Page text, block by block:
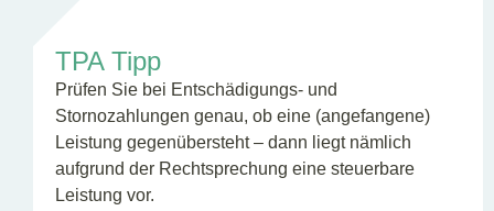
TPA Tipp
Prüfen Sie bei Entschädigungs‑ und
Stornozahlungen genau, ob eine (angefangene)
Leistung gegenübersteht – dann liegt nämlich
aufgrund der Rechtsprechung eine steuerbare
Leistung vor.